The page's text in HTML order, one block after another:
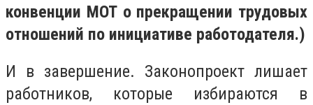
конвенции МОТ о прекращении трудовых
отношений по инициативе работодателя.)
И в завершение. Законопроект лишает
работников, которые избираются в